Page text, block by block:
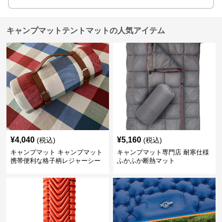
キャンプマットテントマットの人気アイテム
¥4,040 (税込)
キャンプマット キャンプマット
携帯便利な格子柄レジャーシー
¥5,160 (税込)
キャンプマット専門店 耐寒仕様
ふかふか断熱マット